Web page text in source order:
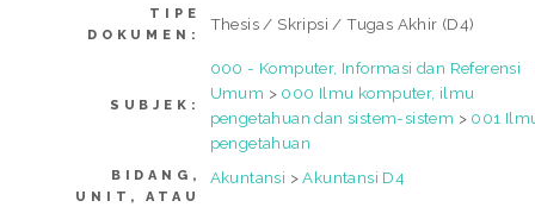
TIPE
DOKUMEN:
Thesis / Skripsi / Tugas Akhir (D4)
SUBJEK:
000 - Komputer, Informasi dan Referensi
Umum > 000 Ilmu komputer, ilmu
pengetahuan dan sistem-sistem > 001
pengetahuan
BIDANG,
UNIT, ATAU
Akuntansi >Akuntansi D4